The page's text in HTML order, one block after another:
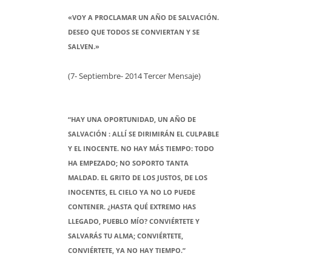
«VOY A PROCLAMAR UN AÑO DE SALVACIÓN.
DESEO QUE TODOS SE CONVIERTAN Y SE
SALVEN.»
(7- Septiembre- 2014 Tercer Mensaje)
“HAY UNA OPORTUNIDAD, UN AÑO DE
SALVACIÓN : ALLÍ SE DIRIMIRÁN EL CULPABLE
Y EL INOCENTE. NO HAY MÁS TIEMPO: TODO
HA EMPEZADO; NO SOPORTO TANTA
MALDAD. EL GRITO DE LOS JUSTOS, DE LOS
INOCENTES, EL CIELO YA NO LO PUEDE
CONTENER. ¿HASTA QUÉ EXTREMO HAS
LLEGADO, PUEBLO MÍO? CONVIÉRTETE Y
SALVARÁS TU ALMA; CONVIÉRTETE,
CONVIÉRTETE, YA NO HAY TIEMPO.”